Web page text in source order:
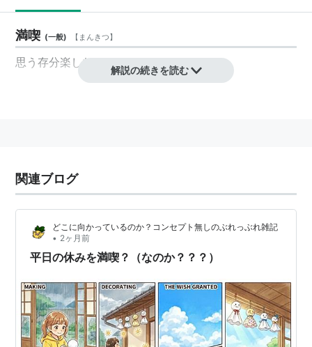
満喫 (一般) 【 まんきつ】
思う存分楽しむこと。
解説の続きを読む
関連ブログ
どこに向かっているのか？コンセプト無しのぶれっぶれ雑記
• 2ヶ月前
平日の休みを満喫？（なのか？？？）